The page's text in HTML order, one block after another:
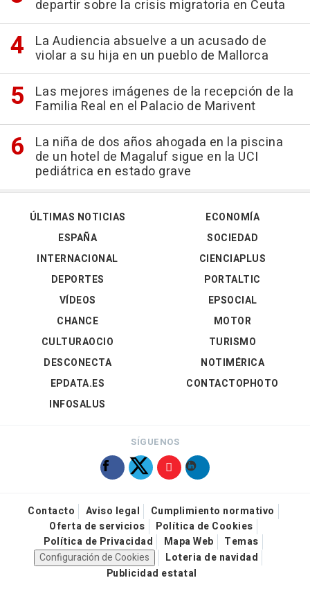
departir sobre la crisis migratoria en Ceuta
La Audiencia absuelve a un acusado de
violar a su hija en un pueblo de Mallorca
Las mejores imágenes de la recepción de la
Familia Real en el Palacio de Marivent
La niña de dos años ahogada en la piscina
de un hotel de Magaluf sigue en la UCI
pediátrica en estado grave
ÚLTIMAS NOTICIAS
ESPAÑA
INTERNACIONAL
DEPORTES
VÍDEOS
ECONOMÍA
SOCIEDAD
CIENCIAPLUS
PORTALTIC
EPSOCIAL
CHANCE
CULTURAOCIO
DESCONECTA
EPDATA.ES
INFOSALUS
MOTOR
TURISMO
NOTIMÉRICA
CONTACTOPHOTO
SÍGUENOS
Contacto Aviso legal
Cumplimiento normativo
Oferta de servicios
Política de Cookies
Política de Privacidad
Mapa Web
Temas
Configuración de Cookies
Loteria de navidad
Publicidad estatal